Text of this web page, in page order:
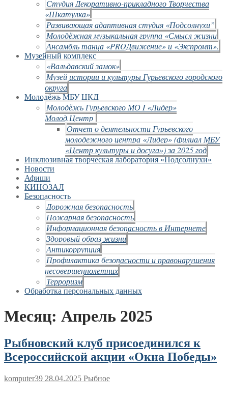
Студия Декоративно-прикладного Творчества
«Шкатулка»
Развивающая адаптивная студия «Подсолнухи”
Молодёжная музыкальная группа «Смысл жизни
Ансамбль танца «PROДвижение» и «Экспромт».
Музейный комплекс
«Вальдавский замок»
Музей истории и культуры Гурьевского городского
округа
Молодёжь МБУ ЦКД
Молодёжь Гурьевского МО I «Лидер»
Молод.Центр
Отчет о деятельности Гурьевского
молодежного центра «Лидер» (филиал МБУ
«Центр культуры и досуга») за 2025 год
Инклюзивная творческая лаборатория «Подсолнухи»
Новости
Афиши
КИНОЗАЛ
Безопасность
Дорожная безопасность
Пожарная безопасность
Информационная безопасность в Интернете
Здоровый образ жизни
Антикоррупция
Профилактика безопасности и правонарушения
несовершеннолетних
Терроризм
Обработка персональных данных
Месяц: Апрель 2025
Рыбновский клуб присоединился к
Всероссийской акции «Окна Победы»
komputer39 28.04.2025 Рыбное